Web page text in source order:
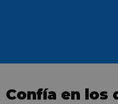
Confía en los